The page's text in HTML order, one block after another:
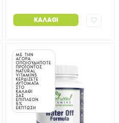
ΚΑΛΆΘΙ
ΜΕ ΤΗΝ
ΑΓΟΡΑ
ΟΠΟΙΟΥΔΗΠΟΤΕ
ΠΡΟΪΟΝΤΟΣ
NATURAL
VITAMINS
ΚΕΡΔΙΖΕΤΕ
ΑΥΤΟΜΑΤΑ
ΣΤΟ
ΚΑΛΑΘΙ
ΣΑΣ
ΕΠΙΠΛΕΟΝ
5%
ΕΚΠΤΩΣΗ